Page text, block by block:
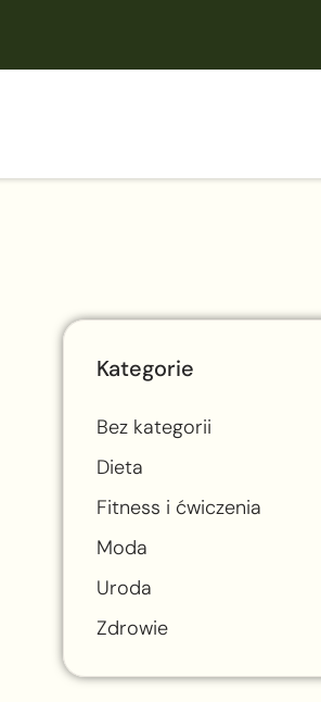
Kategorie
Bez kategorii
Dieta
Fitness i ćwiczenia
Moda
Uroda
Zdrowie